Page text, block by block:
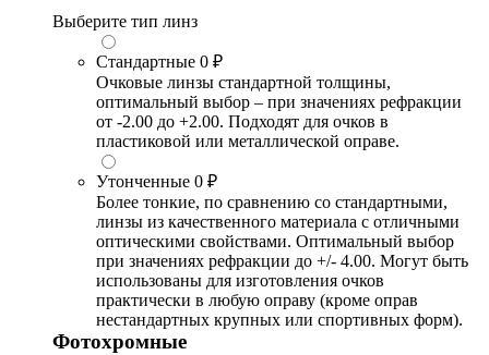
Выберите тип линз
Стандартные 0 ₽
Очковые линзы стандартной толщины,
оптимальный выбор – при значениях рефракции
от -2.00 до +2.00. Подходят для очков в
пластиковой или металлической оправе.
Утонченные 0 ₽
Более тонкие, по сравнению со стандартными,
линзы из качественного материала с отличными
оптическими свойствами. Оптимальный выбор
при значениях рефракции до +/- 4.00. Могут быть
использованы для изготовления очков
практически в любую оправу (кроме оправ
нестандартных крупных или спортивных форм).
Фотохромные